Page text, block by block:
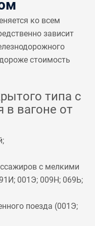
ко всем
зависит
стоимость
типа с
вагоне от
с мелкими
; 001Э; 009Н; 069Ь;
поезда (001Э;